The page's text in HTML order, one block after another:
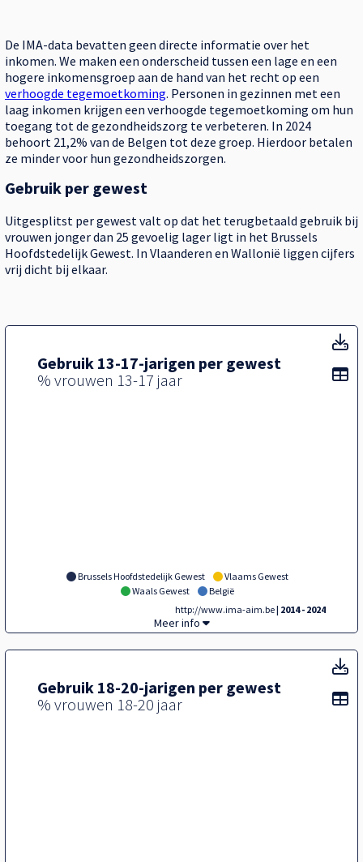
De IMA-data bevatten geen directe informatie over het
inkomen. We maken een onderscheid tussen een lage en een
hogere inkomensgroep aan de hand van het recht op een
verhoogde tegemoetkoming. Personen in gezinnen met een
laag inkomen krijgen een verhoogde tegemoetkoming om hun
toegang tot de gezondheidszorg te verbeteren. In 2024
behoort 21,2% van de Belgen tot deze groep. Hierdoor betalen
ze minder voor hun gezondheidszorgen.
Gebruik per gewest
Uitgesplitst per gewest valt op dat het terugbetaald gebruik bij
vrouwen jonger dan 25 gevoelig lager ligt in het Brussels
Hoofdstedelijk Gewest. In Vlaanderen en Wallonië liggen cijfers
vrij dicht bij elkaar.
Gebruik 13-17-jarigen per gewest
% vrouwen 13-17 jaar
Brussels Hoofdstedelijk Gewest
Vlaams Gewest
Waals Gewest
België
http://www.ima-aim.be| 2014 - 2024
Tegel,
Meer info
Gebruik 18-20-jarigen per gewest
% vrouwen 18-20 jaar